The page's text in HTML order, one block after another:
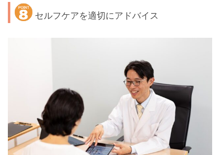
セルフケアを適切にアドバイス